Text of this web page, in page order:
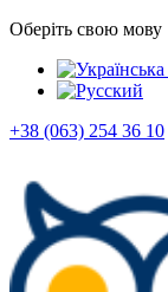
Оберіть свою мову
+38 (063) 254 36 10